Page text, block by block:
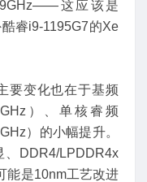
这应该是
睿i9-1195G7的Xe
要变化也在于基频
）、单核睿频
）的小幅提升。
DDR4/LPDDR4x
能是10nm工艺改进